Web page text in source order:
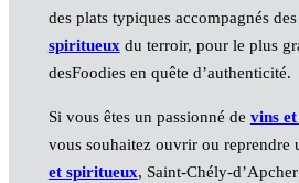
des plats typiques accompagnés
spiritueux du terroir, pour le plus
desFoodies en quête d’authenticité.
Si vous êtes un passionné de vins
vous souhaitez ouvrir ou reprendre
et spiritueux, Saint-Chély-